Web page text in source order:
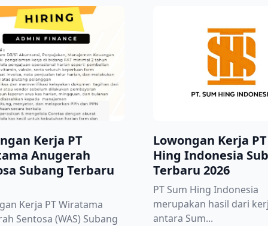
Kerja PT
Anugerah
Subang Terbaru
Kerja PT Wiratama
Sentosa (WAS) Subang
Lowongan Kerja
Hing Indonesia
Terbaru 2026
PT Sum Hing Indonesia
merupakan hasil dari
antara Sum...